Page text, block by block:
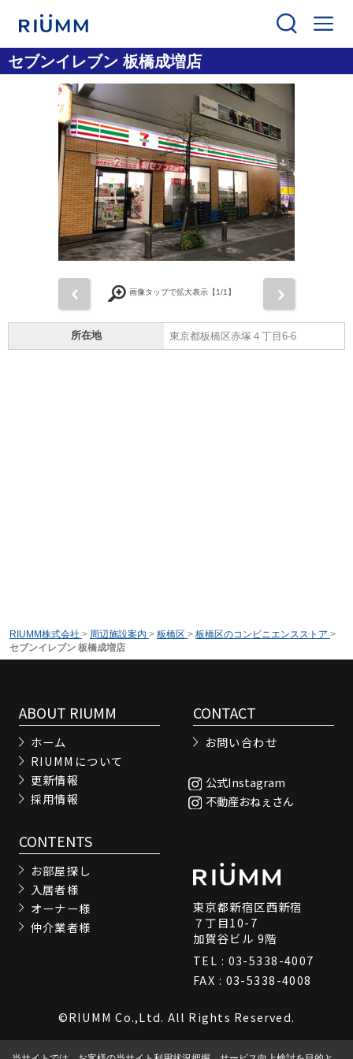
セブンイレブン 板橋成増店
画像タップで拡大表示【1/1】
所在地 東京都板橋区赤塚４丁目6-6
RIUMM株式会社 > 周辺施設案内 > 板橋区 > 板橋区のコンビニエンスストア >
セブンイレブン 板橋成増店
ABOUT RIUMM
ホーム
RIUMMについて
更新情報
採用情報
CONTACT
お問い合わせ
公式Instagram
不動産おねぇさん
CONTENTS
お部屋探し
入居者様
オーナー様
仲介業者様
東京都新宿区西新宿
７丁目10-7
加賀谷ビル 9階
TEL : 03-5338-4007
FAX : 03-5338-4008
©RIUMM Co.,Ltd. All Rights Reserved.